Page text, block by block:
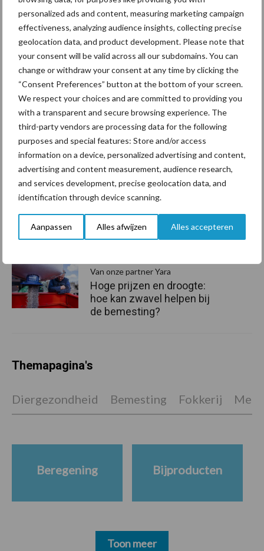
personalized ads and content, measuring marketing campaign
effectiveness, analyzing audience insights, collecting precise
geolocation data, and product development. Please note that
your consent will be valid across all our subdomains. You can
change or withdraw your consent at any time by clicking the
“Consent Preferences” button at the bottom of your screen.
We respect your choices and are committed to providing you
with a transparent and secure browsing experience. The
third-party vendors are processing data for the following
purposes and special features: Store and/or access
information on a device, personalized advertising and content,
advertising and content measurement, audience research,
and services development, precise geolocation data, and
identification through device scanning.
Aanpassen Alles afwijzen Alles accepteren
bedrijven is vrij toegankelijk via
https://www.yara.nl/gewasvoeding/toolbox/yara-grassn/yara-
gras-update/.
Aanbevolen voor jou!
Van onze partner Yara
Opbrengst mais wordt veel
eerder bepaald dan tot nu
Van onze partner Yara
In 4 eenvoudige stappen de
grasgroei volgen op je
telefoon
Van onze partner Yara
Hoge prijzen en droogte:
hoe kan zwavel helpen bij
de bemesting?
Themapagina's
Diergezondheid Bemesting Fokkerij
Beregening Bijproducten
Toon meer